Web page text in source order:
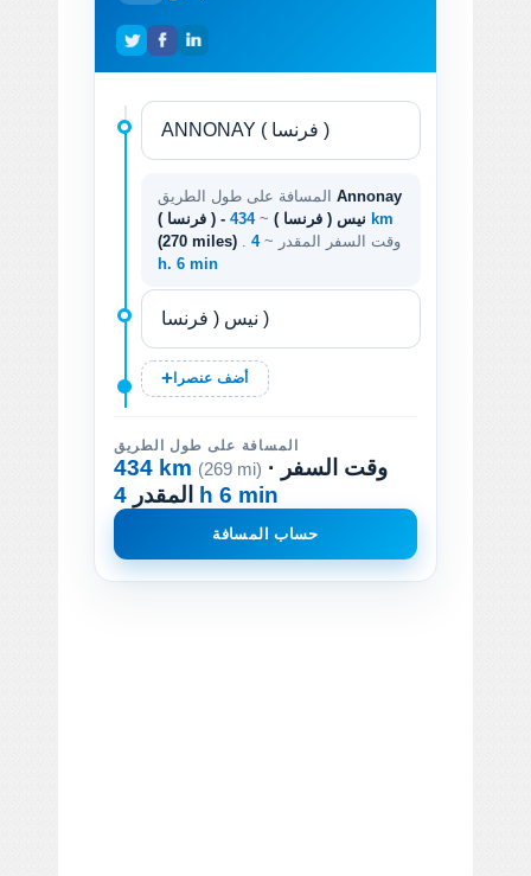
Annonay
( فرنسا ) - نيس ( فرنسا ) ~
434 km
(270 miles)
. وقت السفر المقدر ~4
h. 6 min
أضف عنصرا
المسافة على طول الطريق
434 km (269 mi) · وقت السفر
المقدر 4 h 6 min
حساب المسافة